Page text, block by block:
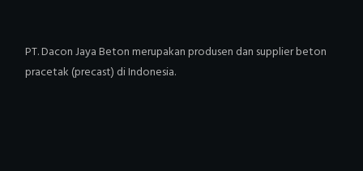
PT. Dacon Jaya Beton merupakan produsen dan supplier beton
pracetak (precast) di Indonesia.